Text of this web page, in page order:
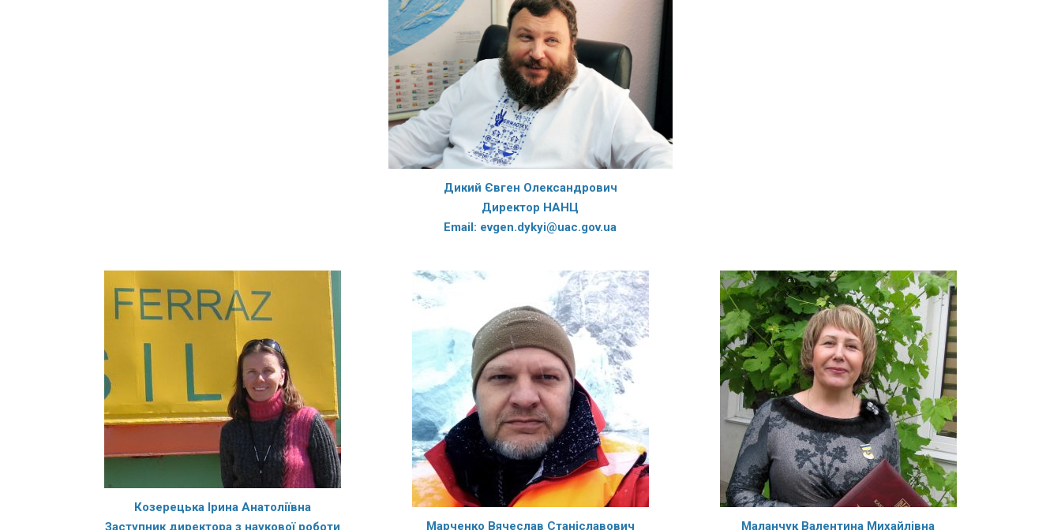
Дикий Євген Олександрович
Директор НАНЦ
Email: evgen.dykyi@uac.gov.ua
Козерецька Ірина Анатоліївна
Заступник директора з наукової роботи
Марченко Вячеслав Станіславович
Маланчук Валентина Михайлівна